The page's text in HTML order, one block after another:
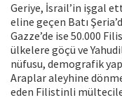
Geriye, İsrail’in işgal
eline geçen Batı
Gazze’de ise 50.000
ülkelere göçü ve
nüfusu, demografik
Araplar aleyhine
eden Filistinli